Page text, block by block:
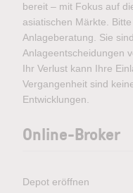
bereit – mit Fokus auf
asiatischen Märkte.
Anlageberatung. Sie
Anlageentscheidungen
Ihr Verlust kann Ihre
Vergangenheit sind
Entwicklungen.
Online-Broker
Depot eröffnen